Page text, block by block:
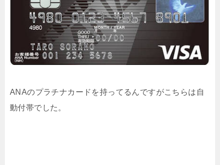
ANAのプラチナカードを持ってるんですがこちらは自
動付帯でした。